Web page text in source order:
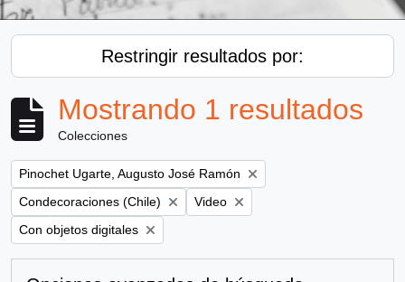
Restringir resultados por:
Mostrando 1 resultados
Colecciones
Remove filter:
Pinochet Ugarte, Augusto José Ramón
Remove filter:
Condecoraciones (Chile) Remove filter:
Video
Remove filter:
Con objetos digitales